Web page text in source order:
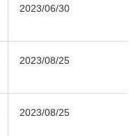
2023/06/30
2023/08/25
2023/08/25